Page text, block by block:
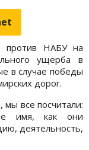
против НАБУ на
ущерба в
в случае победы
дорог.
все посчитали:
имя, как они
деятельность,